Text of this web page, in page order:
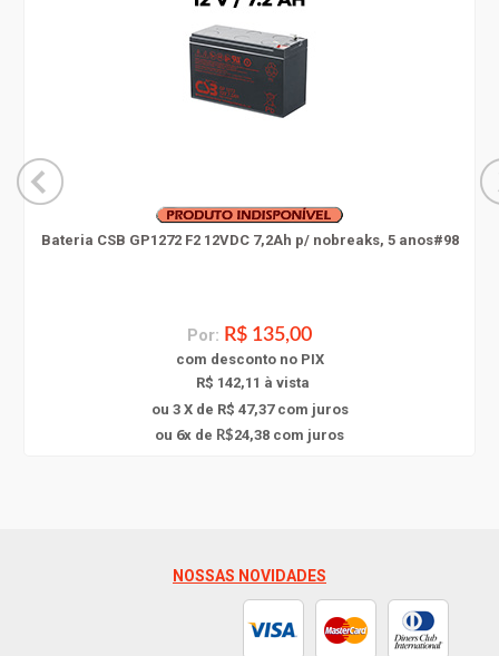
Bateria CSB GP1272 F2 12VDC 7,2Ah p/ nobreaks, 5 anos#98
Por: R$ 135,00
com desconto no PIX
R$ 142,11 à vista
ou 3 X de R$ 47,37com juros
ou 6x de R$24,38 com juros
NOSSAS NOVIDADES